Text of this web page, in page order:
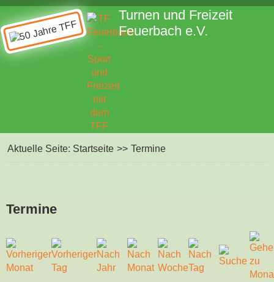
Turnen und Freizeit
Feuerbach e.V.
Aktuelle Seite: Startseite >> Termine
Termine